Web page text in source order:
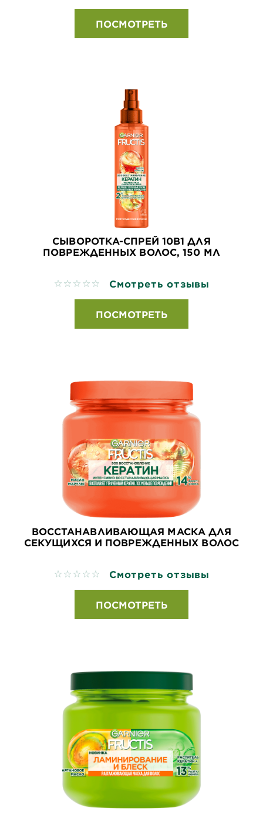
ПОСМОТРЕТЬ
СЫВОРОТКА-СПРЕЙ 10В1 ДЛЯ
ПОВРЕЖДЕННЫХ ВОЛОС, 150 МЛ
No reviews Смотреть отзывы
ПОСМОТРЕТЬ
ВОССТАНАВЛИВАЮЩАЯ МАСКА ДЛЯ
СЕКУЩИХСЯ И ПОВРЕЖДЕННЫХ ВОЛОС
No reviews Смотреть отзывы
ПОСМОТРЕТЬ